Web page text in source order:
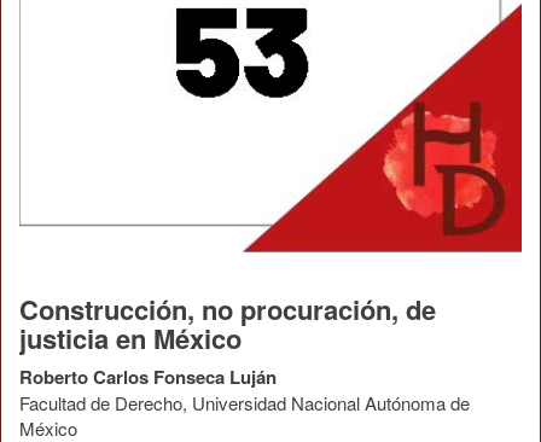
Construcción, no procuración, de
justicia en México
Roberto Carlos Fonseca Luján
Facultad de Derecho, Universidad Nacional Autónoma de
México